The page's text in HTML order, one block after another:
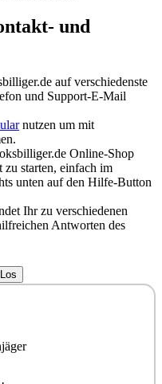
und
auf verschiedenste
und Support-E-Mail
nutzen um mit
Online-Shop
starten, einfach im
unten auf den Hilfe-Button
Ihr zu verschiedenen
Antworten des
Los